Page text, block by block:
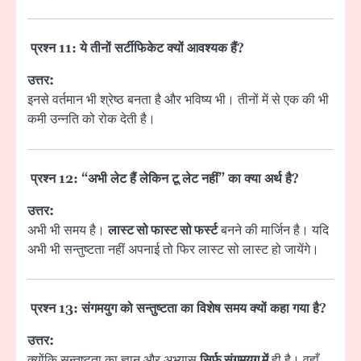
प्रश्न 11: ये तीनों सर्टीफिकेट क्यों आवश्यक हैं?
उत्तर:
इनसे वर्तमान भी श्रेष्ठ बनता है और भविष्य भी। तीनों में से एक की भी
कमी उन्नति को रोक देती है।
प्रश्न 12: “अभी लेट हैं लेकिन टू लेट नहीं” का क्या अर्थ है?
उत्तर:
अभी भी समय है।लास्ट सो फास्ट सो फर्स्टबनने की मार्जिन है। यदि
अभी भी सन्तुष्टता नहीं अपनाई तो फिर लास्ट सो लास्ट हो जायेंगे।
प्रश्न 13: संगमयुग को सन्तुष्टता का विशेष समय क्यों कहा गया है?
उत्तर: